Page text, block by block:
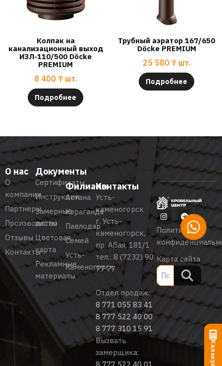
Колпак на
канализационный выход
ИЗЛ-110/500 Döcke
PREMIUM
8 400 ₸ шт.
Подробнее
Трубный аэратор 167/650
Döcke PREMIUM
25 580 ₸ шт.
Подробнее
О нас
О
компании
Партнеры
Производство
Отзывы
Контакты
Документы
Сертификаты
Инструкции
Замерные
листы
Цветовая
карта
Рекламные
материалы
Филиалы
Астана
Караганда
Павлодар
Семей
Усть-
Каменогорск
Контакты
Усть-
каменогорск
г. Усть-
каменогорск,
пр. Абая, 181/1
тел.: 8 (7232) 90
77 77
Отдел продаж:
8 771 055 83 41
8 777 522 40 00
8 777 310 15 91
Вызвать
замерщика:
Политика
Карта сайта